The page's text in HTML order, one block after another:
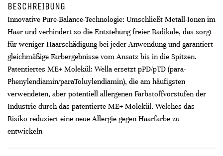
BESCHREIBUNG
Innovative Pure-Balance-Technologie: Umschließt Metall-Ionen im
Haar und verhindert so die Entstehung freier Radikale, das sorgt
für weniger Haarschädigung bei jeder Anwendung und garantiert
gleichmäßige Farbergebnisse vom Ansatz bis in die Spitzen.
Patentiertes ME+ Molekül: Wella ersetzt pPD/pTD (para-
Phenylendiamin/paraToluylendiamin), die am häufigsten
verwendeten, aber potentiell allergenen Farbstoffvorstufen der
Industrie durch das patentierte ME+ Molekül. Welches das
Risiko reduziert eine neue Allergie gegen Haarfarbe zu
entwickeln